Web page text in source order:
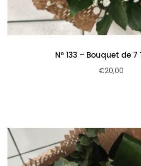
Nº 133 – Bouquet de
€20,00